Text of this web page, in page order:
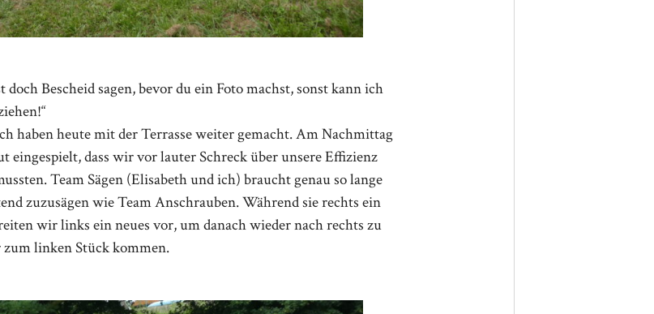
Bescheid sagen, bevor du ein Foto machst, sonst kann ich
haben heute mit der Terrasse weiter gemacht. Am Nachmittag
eingespielt, dass wir vor lauter Schreck über unsere Effizienz
Team Sägen (Elisabeth und ich) braucht genau so lange
zuzusägen wie Team Anschrauben. Während sie rechts ein
wir links ein neues vor, um danach wieder nach rechts zu
linken Stück kommen.